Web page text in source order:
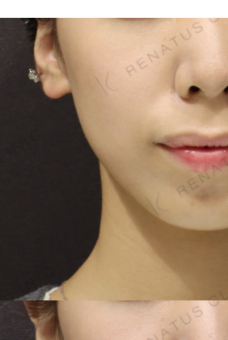
ア
ク
医
看
Preparation
製剤から探す
ザーフ(XERF)
ボラックス
レナトゥスヒアルロン酸
ダイヤモンドフィール/ピ
ネハ